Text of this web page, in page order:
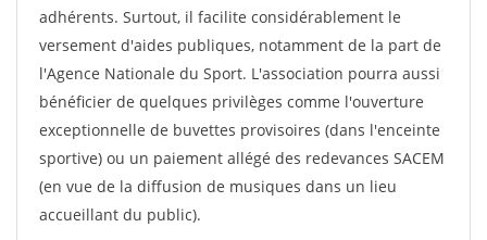
adhérents. Surtout, il facilite considérablement le
versement d'aides publiques, notamment de la part de
l'Agence Nationale du Sport. L'association pourra aussi
bénéficier de quelques privilèges comme l'ouverture
exceptionnelle de buvettes provisoires (dans l'enceinte
sportive) ou un paiement allégé des redevances SACEM
(en vue de la diffusion de musiques dans un lieu
accueillant du public).